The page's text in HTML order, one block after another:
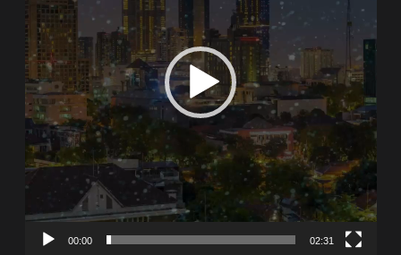
00:00 02:31